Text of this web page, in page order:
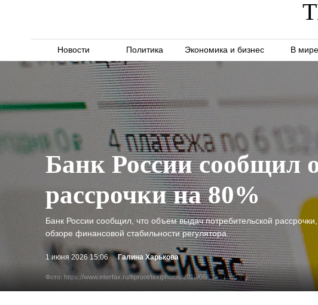
Новости Политика Экономика и бизнес В мире
Фото: https://www.interfax.ru/ftproot/textphotos/2026/06/01/rs1000.jpg
Банк России сообщил
рассрочки на 80%
Банк России сообщил, что объем выдач потребительской
обзоре финансовой стабильности регулятора.
1 июня 2026 15:06 Галина Харькова